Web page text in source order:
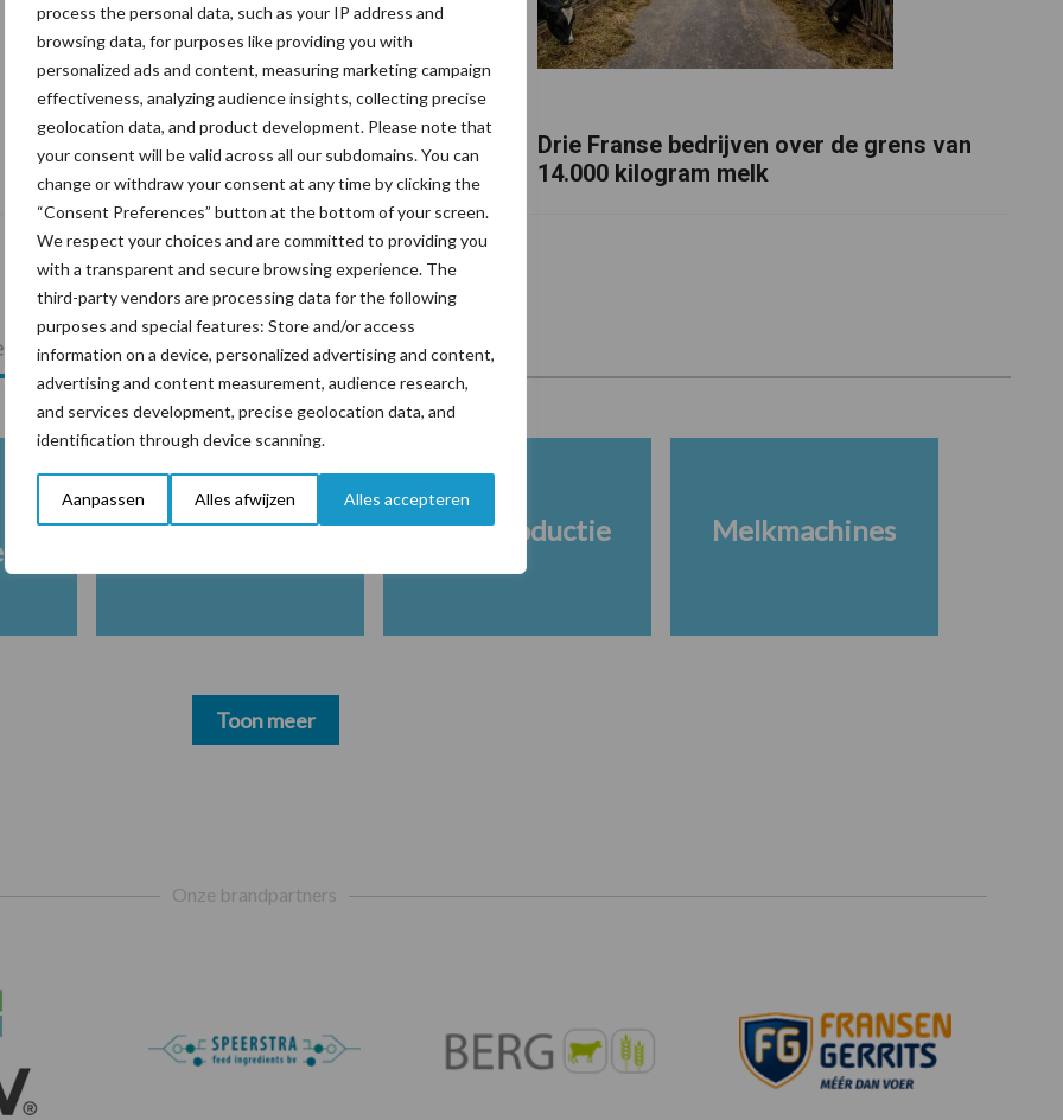
process the personal data, such as your IP address and
browsing data, for purposes like providing you with
personalized ads and content, measuring marketing campaign
effectiveness, analyzing audience insights, collecting precise
geolocation data, and product development. Please note that
your consent will be valid across all our subdomains. You can
change or withdraw your consent at any time by clicking the
“Consent Preferences” button at the bottom of your screen.
We respect your choices and are committed to providing you
with a transparent and secure browsing experience. The
third-party vendors are processing data for the following
purposes and special features: Store and/or access
information on a device, personalized advertising and content,
advertising and content measurement, audience research,
and services development, precise geolocation data, and
identification through device scanning.
Aanpassen Alles afwijzen Alles accepteren
“Vraag naar praktische
hygieneoplossingen is in Polen groter
dan ooit”
Drie Franse bedrijven over de grens van
14.000 kilogram melk
Veevoer Wet en regelgeving
Melkproductie Melkmachines
Toon meer
Onze brandpartners